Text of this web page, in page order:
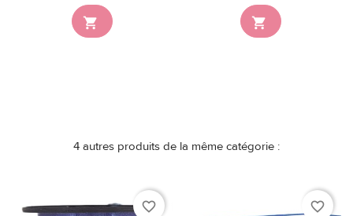
 
4 autres produits de la même catégorie :
favorite_border favorite_border